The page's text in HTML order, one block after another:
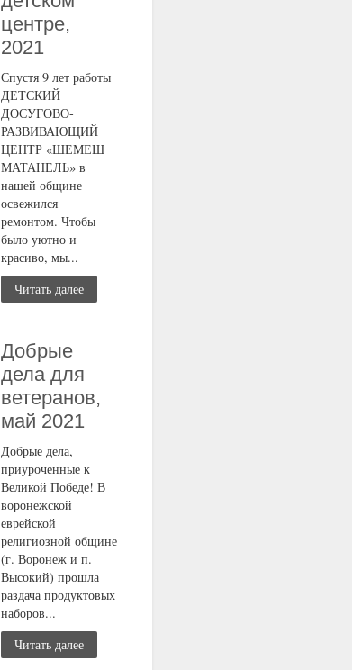
центре,
2021
Спустя 9 лет работы
ДЕТСКИЙ
ДОСУГОВО-
РАЗВИВАЮЩИЙ
ЦЕНТР «ШЕМЕШ
МАТАНЕЛЬ» в
нашей общине
освежился
ремонтом. Чтобы
было уютно и
красиво, мы...
Читать далее
Добрые
дела для
ветеранов,
май 2021
Добрые дела,
приуроченные к
Великой Победе! В
воронежской
еврейской
религиозной общине
(г. Воронеж и п.
Высокий) прошла
раздача продуктовых
наборов...
Читать далее